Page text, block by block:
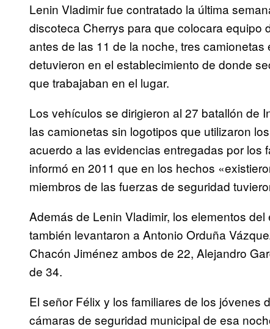
Lenin Vladimir fue contratado la última
discoteca Cherrys para que colocara equipo
antes de las 11 de la noche, tres
detuvieron en el establecimiento de donde
que trabajaban en el lugar.
Los vehículos se dirigieron al 27 batallón de
las camionetas sin logotipos que utilizaron
acuerdo a las evidencias entregadas por los
informó en 2011 que en los hechos
miembros de las fuerzas de seguridad
Además de Lenin Vladimir, los elementos
también levantaron a Antonio Orduña
Chacón Jiménez ambos de 22, Alejandro
de 34.
El señor Félix y los familiares de los
cámaras de seguridad municipal de esa